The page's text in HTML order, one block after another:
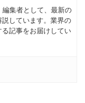
編集者として、最新の
説しています。業界の
記事をお届けしてい